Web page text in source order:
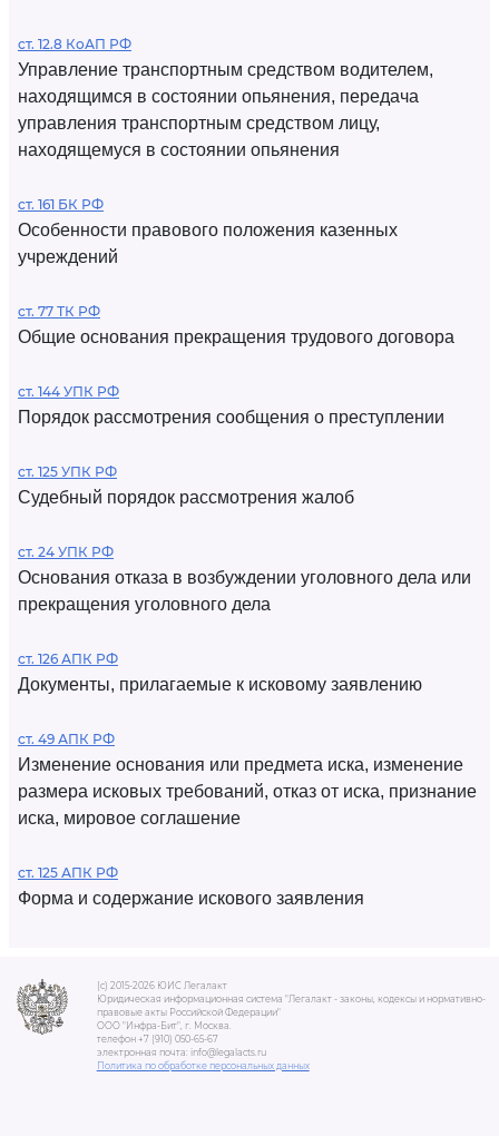
ст. 12.8 КоАП РФ
Управление транспортным средством водителем,
находящимся в состоянии опьянения, передача
управления транспортным средством лицу,
находящемуся в состоянии опьянения
ст. 161 БК РФ
Особенности правового положения казенных
учреждений
ст. 77 ТК РФ
Общие основания прекращения трудового договора
ст. 144 УПК РФ
Порядок рассмотрения сообщения о преступлении
ст. 125 УПК РФ
Судебный порядок рассмотрения жалоб
ст. 24 УПК РФ
Основания отказа в возбуждении уголовного дела или
прекращения уголовного дела
ст. 126 АПК РФ
Документы, прилагаемые к исковому заявлению
ст. 49 АПК РФ
Изменение основания или предмета иска, изменение
размера исковых требований, отказ от иска, признание
иска, мировое соглашение
ст. 125 АПК РФ
Форма и содержание искового заявления
(c) 2015-2026 ЮИС Легалакт
Юридическая информационная система "Легалакт - законы, кодексы и нормативно-
правовые акты Российской Федерации"
ООО "Инфра-Бит", г. Москва.
телефон +7 (910) 050-65-67
электронная почта: info@legalacts.ru
Политика по обработке персональных данных